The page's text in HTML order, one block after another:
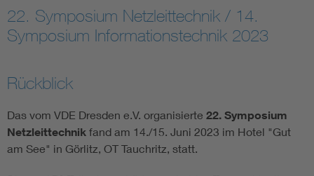
Assisted Living
Electromobility
Energy efficiency
Energy storage
22. Symposium Netzleittechnik / 14.
Symposium Informationstechnik 2023
Rückblick
Das vom VDE Dresden e.V. organisierte 22. Symposium
Netzleittechnik fand am 14./15. Juni 2023 im Hotel "Gut
am See" in Görlitz, OT Tauchritz, statt.